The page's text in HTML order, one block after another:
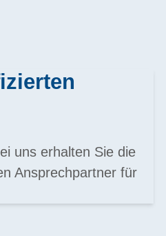
uns erhalten Sie die
Ansprechpartner für